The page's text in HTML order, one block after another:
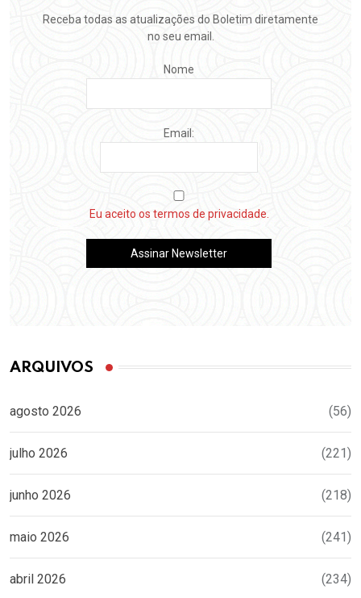
Receba todas as atualizações do Boletim diretamente
no seu email.
Nome
Email:
Eu aceito os termos de privacidade.
ARQUIVOS
agosto 2026 (56)
julho 2026 (221)
junho 2026 (218)
maio 2026 (241)
abril 2026 (234)